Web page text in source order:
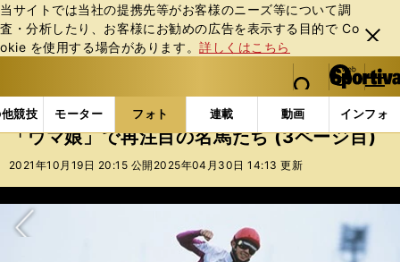
当サイトでは当社の提携先等がお客様のニーズ等について調
査・分析したり、お客様にお勧めの広告を表⽰する⽬的で Co
okie を使⽤する場合があります。詳しくはこちら
閉じ
る
web Sportiva (webスポルティーバ)
検索
マイペ
ー
ジ
メニュ
競技 モーター フォト 連載 動画 インフォ
b
ス
ポ
ル
ー
バ
フォトギャラリー コラムフォト 「ウマ娘」で再注
「ウマ娘」で再注目の名馬たち (3ページ目)
2021年10月19日 20:15 公開 2025年04月30日 14:13 更新